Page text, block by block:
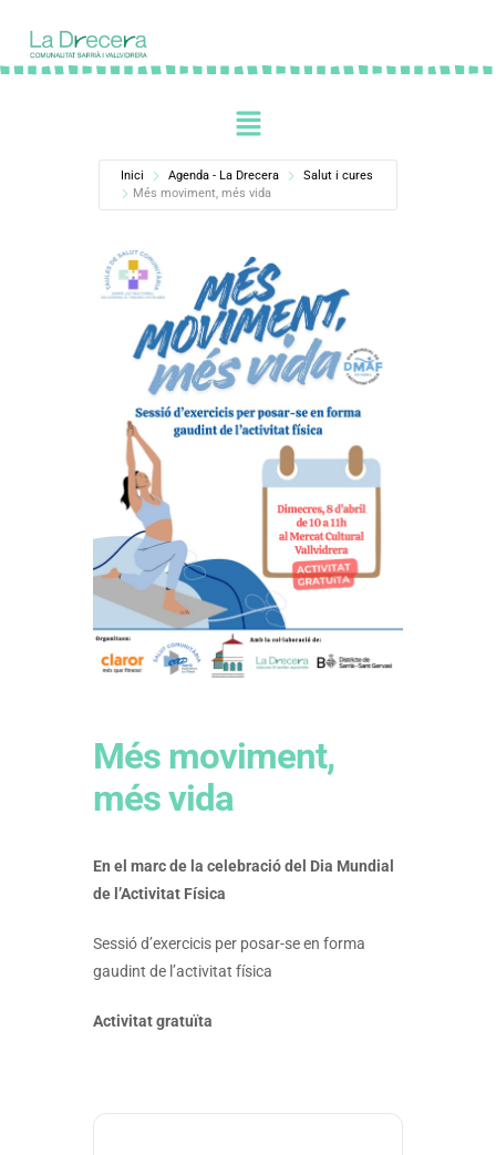
Inici Agenda - La Drecera
Salut i cures
Més moviment, més vida
Més moviment,
més vida
En el marc de la celebració del Dia Mundial
de l’Activitat Física
Sessió d’exercicis per posar-se en forma
gaudint de l’activitat física
Activitat gratuïta